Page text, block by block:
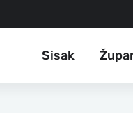
Sisak